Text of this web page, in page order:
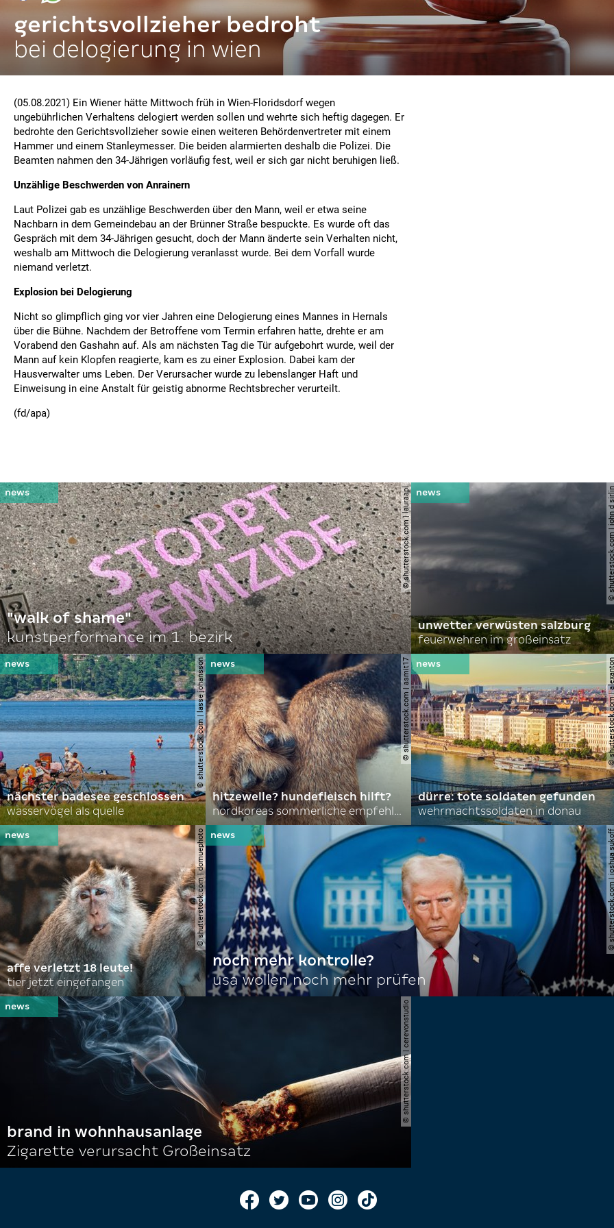
gerichtsvollzieher bedroht
bei delogierung in wien
(05.08.2021) Ein Wiener hätte Mittwoch früh in Wien-Floridsdorf wegen
ungebührlichen Verhaltens delogiert werden sollen und wehrte sich heftig dagegen. Er
bedrohte den Gerichtsvollzieher sowie einen weiteren Behördenvertreter mit einem
Hammer und einem Stanleymesser. Die beiden alarmierten deshalb die Polizei. Die
Beamten nahmen den 34-Jährigen vorläufig fest, weil er sich gar nicht beruhigen ließ.
Unzählige Beschwerden von Anrainern
Laut Polizei gab es unzählige Beschwerden über den Mann, weil er etwa seine
Nachbarn in dem Gemeindebau an der Brünner Straße bespuckte. Es wurde oft das
Gespräch mit dem 34-Jährigen gesucht, doch der Mann änderte sein Verhalten nicht,
weshalb am Mittwoch die Delogierung veranlasst wurde. Bei dem Vorfall wurde
niemand verletzt.
Explosion bei Delogierung
Nicht so glimpflich ging vor vier Jahren eine Delogierung eines Mannes in Hernals
über die Bühne. Nachdem der Betroffene vom Termin erfahren hatte, drehte er am
Vorabend den Gashahn auf. Als am nächsten Tag die Tür aufgebohrt wurde, weil der
Mann auf kein Klopfen reagierte, kam es zu einer Explosion. Dabei kam der
Hausverwalter ums Leben. Der Verursacher wurde zu lebenslanger Haft und
Einweisung in eine Anstalt für geistig abnorme Rechtsbrecher verurteilt.
(fd/apa)
© shutterstock.com | lauraapl
"walk of shame"
kunstperformance im 1. bezirk
©
unwetter verwüsten salzburg
feuerwehren im großeinsatz
© shutterstock.com | lasse johansson
nächster badesee geschlossen
wasservögel als quelle
© shutterstock.com | asmit17
hitzewelle? hundefleisch hilft?
nordkoreas sommerliche empfehlungen
©
dürre: tote soldaten gefunden
wehrmachtssoldaten in donau
© shutterstock.com | domuephoto
affe verletzt 18 leute!
tier jetzt eingefangen
©
noch mehr kontrolle?
usa wollen noch mehr prüfen
© shutterstock.com | cerevonstudio
brand in wohnhausanlage
Zigarette verursacht Großeinsatz